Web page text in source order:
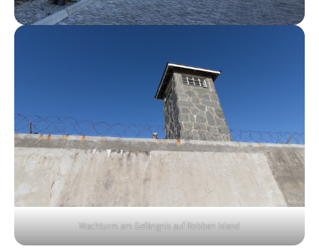
Wachturm am Gefängnis auf Robben Island